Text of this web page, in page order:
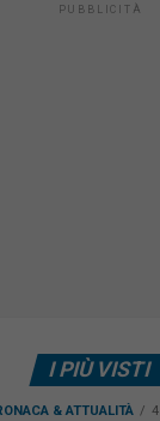
PUBBLICITÀ
I PIÙ VISTI
& ATTUALITÀ